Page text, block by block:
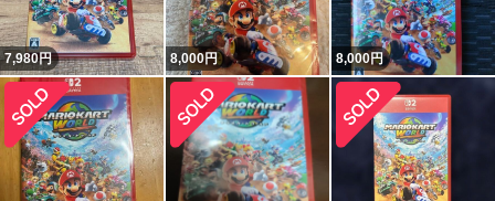
7,980円 8,000円 8,000円